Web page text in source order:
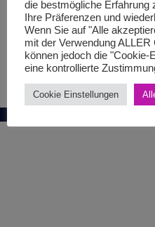
Exportiere
Importiere in
die bestmögliche Erfahrung
Ihre Präferenzen und
Wenn Sie auf "Alle
mit der Verwendung
können jedoch die "Cookie-
eine kontrollierte
Cookie Einstellungen